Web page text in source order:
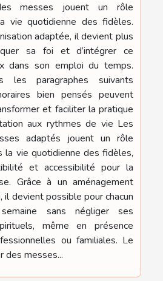
messes jouent un rôle
vie quotidienne des fidèles.
adaptée, il devient plus
sa foi et d’intégrer ce
dans son emploi du temps.
les paragraphes suivants
bien pensés peuvent
et faciliter la pratique
aux rythmes de vie Les
adaptés jouent un rôle
la vie quotidienne des fidèles,
et accessibilité pour la
Grâce à un aménagement
il devient possible pour chacun
sans négliger ses
même en présence
ou familiales. Le
des messes...